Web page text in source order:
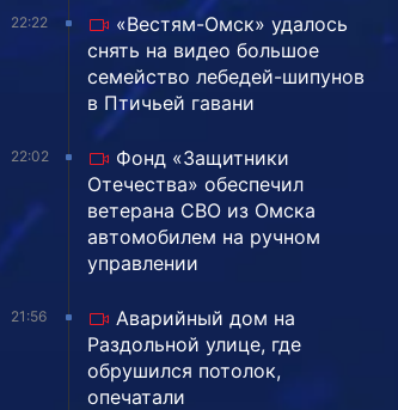
22:22
«Вестям-Омск» удалось
снять на видео большое
семейство лебедей-шипунов
в Птичьей гавани
22:02
Фонд «Защитники
Отечества» обеспечил
ветерана СВО из Омска
автомобилем на ручном
управлении
21:56
Аварийный дом на
Раздольной улице, где
обрушился потолок,
опечатали